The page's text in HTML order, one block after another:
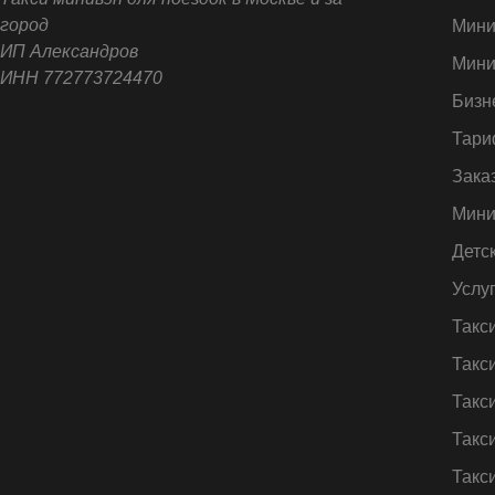
город
ИП Александров
ИНН 772773724470